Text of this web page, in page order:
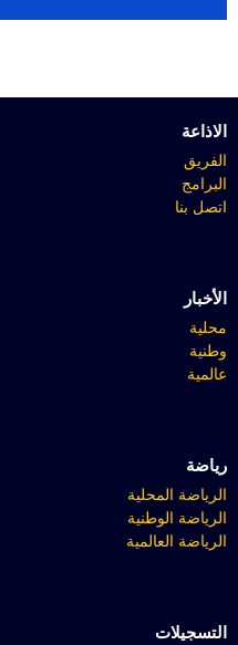
الاذاعة
الفريق
البرامج
اتصل بنا
الأخبار
محلية
وطنية
عالمية
رياضة
الرياضة المحلية
الرياضة الوطنية
الرياضة العالمية
التسجيلات